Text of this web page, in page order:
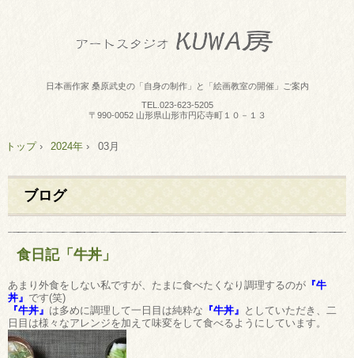
日本画作家 桑原武史の「自身の制作」と「絵画教室の開催」ご案内
TEL. 023-623-5205
〒990-0052 山形県山形市円応寺町１０－１３
トップ› 2024年 › 03月
ブログ
食日記「牛丼」
あまり外食をしない私ですが、たまに食べたくなり調理するのが 『牛
丼』 です(笑)
『牛丼』 は多めに調理して一日目は純粋な 『牛丼』 としていただき、二
日目は様々なアレンジを加えて味変をして食べるようにしています。